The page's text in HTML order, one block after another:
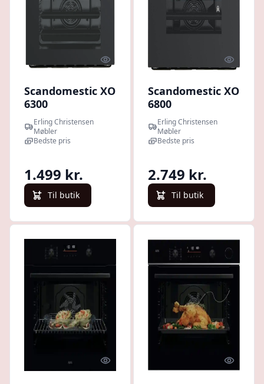
Quick look
Scandomestic XO
6300
indbygningsovn :
Erling
Christensen
Erling Christensen
Møbler
Bedste pris
1.499 kr.
Til butik
Quick
Scandomestic XO
6800
Indbygningsovn
med pyrolyse :
Erling
Møbler
Erling Christensen
Møbler
Bedste pris
2.749 kr.
Til butik
Quick look Quick